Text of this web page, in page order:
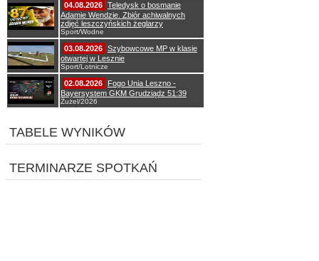
04.08.2026 Teledysk o bosmanie
Adamie Wendzie. Zbiór achiwalnych
zdjęć leszczyńskich żeglarzy
Sport/Wodne
03.08.2026 Szybowcowe MP w klasie
otwartej w Lesznie
Sport/Lotnicze
02.08.2026
Fogo Unia Leszno -
Bayersystem GKM Grudziądz 51:39
Żużel/2026
TABELE WYNIKÓW
TERMINARZE SPOTKAŃ